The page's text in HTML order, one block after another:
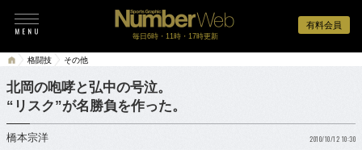
有料会員
毎日6時・11時・17時更新
格闘技 その他
北岡の咆哮と弘中の号泣。
“リスク”が名勝負を作った。
橋本宗洋 2010/10/12 10:30